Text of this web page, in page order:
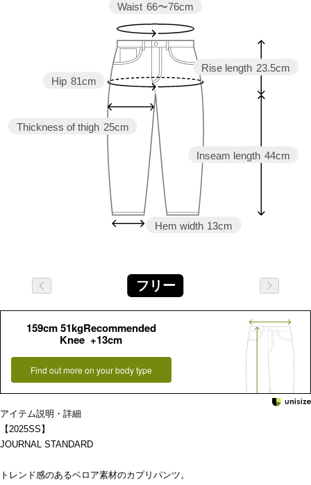
Inseam length 44cm
Rise length 23.5cm
Hem width 13cm
Thickness of thigh 25cm
Hip 81cm
Waist 66〜76cm
フリー
159cm 51kgRecommended
Knee +13cm
Find out more on your body type
アイテム説明・詳細
【2025SS】
JOURNAL STANDARD
トレンド感のあるベロア素材のカプリパンツ。